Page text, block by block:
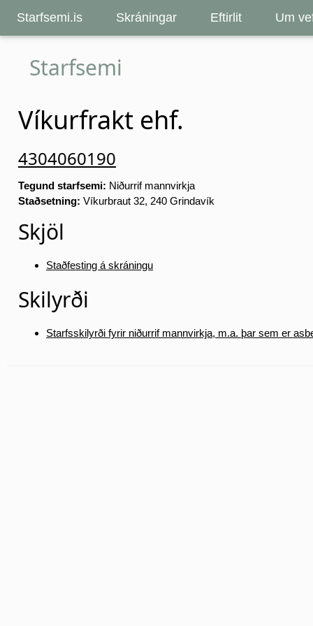
Starfsemi.is Skráningar Eftirlit Um
Starfsemi
Víkurfrakt ehf.
4304060190
Tegund starfsemi: Niðurrif mannvirkja
Staðsetning: Víkurbraut 32, 240 Grindavík
Skjöl
Staðfesting á skráningu
Skilyrði
Starfsskilyrði fyrir niðurrif mannvirkja, m.a. þar sem er